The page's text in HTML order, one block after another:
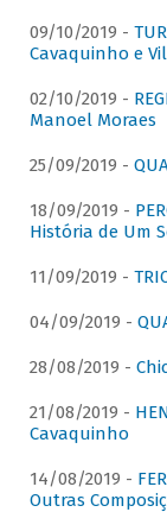
09/10/2019 -
Cavaquinho e
02/10/2019 -
Manoel Moraes
25/09/2019 -
18/09/2019 -
História de Um
11/09/2019 -
04/09/2019 -
28/08/2019 -
21/08/2019 -
Cavaquinho
14/08/2019 -
Outras